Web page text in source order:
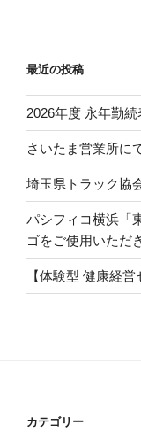
最近の投稿
2026年度 永年勤続
さいたま営業所に
埼玉県トラック協
パシフィコ横浜「
ゴをご使用いただ
【体験型 健康経
カテゴリー